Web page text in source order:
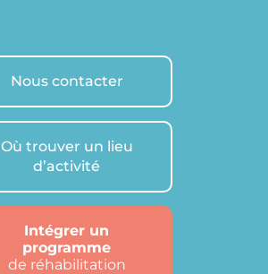
Nous contacter
Où trouver un lieu
d’activité
Intégrer un
programme
de réhabilitation